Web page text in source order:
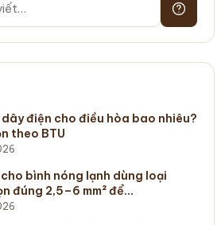
điện cho điều hòa bao nhiêu?
theo BTU
bình nóng lạnh dùng loại
đúng 2,5–6 mm² để…